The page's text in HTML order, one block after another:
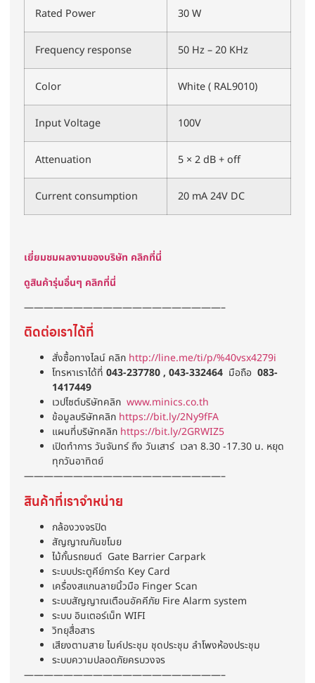
Rated Power 30 W
Frequency response 50 Hz – 20 KHz
Color White ( RAL9010)
Input Voltage 100V
Attenuation 5 × 2 dB + off
Current consumption 20 mA 24V DC
เยี่ยมชมผลงานของบริษัท คลิกที่นี่
ดูสินค้ารุ่นอื่นๆ คลิกที่นี่
————————————————————–
ติดต่อเราได้ที่
สั่งซื้อทางไลน์ คลิก http://line.me/ti/p/%40vsx4279i
โทรหาเราได้ที่ 043-237780 , 043-332464 มือถือ 083-
1417449
เวปไซต์บริษัทคลิก www.minics.co.th
ข้อมูลบริษัทคลิก https://bit.ly/2Ny9fFA
แผนที่บริษัทคลิก https://bit.ly/2GRWIZ5
เปิดทำการ วันจันทร์ ถึง วันเสาร์ เวลา 8.30 -17.30 น. หยุด
ทุกวันอาทิตย์
————————————————————–
สินค้าที่เราจำหน่าย
กล้องวงจรปิด
สัญญาณกันขโมย
ไม้กั้นรถยนต์ Gate Barrier Carpark
ระบบประตูคีย์การ์ด Key Card
เครื่องสแกนลายนิ้วมือ Finger Scan
ระบบสัญญาณเตือนอัคคีภัย Fire Alarm system
ระบบ อินเตอร์เน็ท WIFI
วิทยุสื่อสาร
เสียงตามสาย ไมค์ประชุม ชุดประชุม ลำโพงห้องประชุม
ระบบความปลอดภัยครบวงจร
————————————————————–